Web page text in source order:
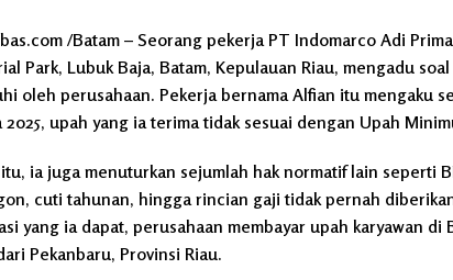
/Batam – Seorang pekerja PT Indomarco Adi
Park, Lubuk Baja, Batam, Kepulauan Riau, mengadu
oleh perusahaan. Pekerja bernama Alfian itu mengaku
2025, upah yang ia terima tidak sesuai dengan Upah
ia juga menuturkan sejumlah hak normatif lain seperti
cuti tahunan, hingga rincian gaji tidak pernah
yang ia dapat, perusahaan membayar upah karyawan di
Pekanbaru, Provinsi Riau.